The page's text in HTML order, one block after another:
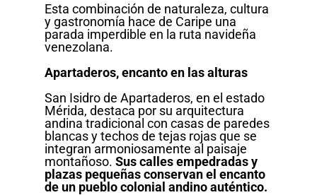
Esta combinación de naturaleza, cultura
y gastronomía hace de Caripe una
parada imperdible en la ruta navideña
venezolana.
Apartaderos, encanto en las alturas
San Isidro de Apartaderos, en el estado
Mérida, destaca por su arquitectura
andina tradicional con casas de paredes
blancas y techos de tejas rojas que se
integran armoniosamente al paisaje
montañoso.Sus calles empedradas y
plazas pequeñas conservan el encanto
de un pueblo colonial andino auténtico.